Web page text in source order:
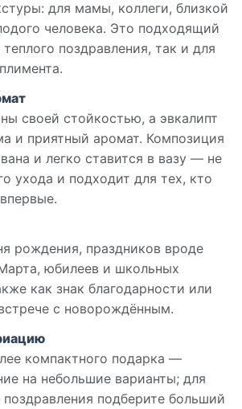
для мамы, коллеги, близкой
человека. Это подходящий
поздравления, так и для
своей стойкостью, а эвкалипт
и приятный аромат. Композиция
и легко ставится в вазу — не
ухода и подходит для тех, кто
рождения, праздников вроде
юбилеев и школьных
как знак благодарности или
с новорождённым.
компактного подарка —
на небольшие варианты; для
подберите больший